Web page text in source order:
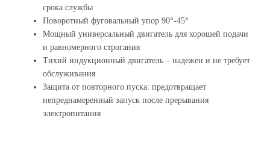
срока службы
Поворотный фуговальный упор 90°-45°
Мощный универсальный двигатель для хорошей подачи
и равномерного строгания
Тихий индукционный двигатель – надежен и не требует
обслуживания
Защита от повторного пуска: предотвращает
непреднамеренный запуск после прерывания
электропитания